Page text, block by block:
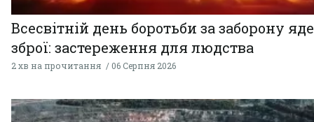
Всесвітній день боротьби за заборону
зброї: застереження для людства
2 хв на прочитання 06 Серпня 2026